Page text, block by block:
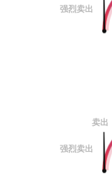
卖出
强烈卖出
强烈卖出